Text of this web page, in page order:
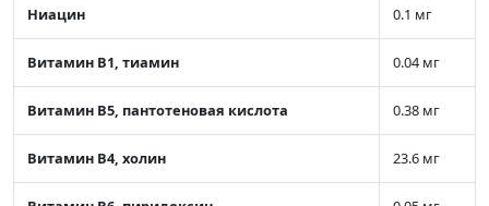
Ниацин 0.1 мг
Витамин В1, тиамин 0.04 мг
Витамин В5, пантотеновая кислота 0.38 мг
Витамин В4, холин 23.6 мг